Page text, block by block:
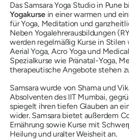
Das Samsara Yoga Studio in Pune
Yogakursein einer warmen und
für Yoga, Meditation und
Neben Yogalehrerausbildungen
werden regelmäßig Kurse in Stilen
Aerial Yoga, Acro Yoga und
Spezialkurse wie Pränatal-Yoga,
therapeutische Angebote stehen
Samsara wurde von Shama und
Absolventen des IIT Mumbai,
spiegelt ihren tiefen Glauben an
wider. Samsara bietet außerdem
Ernährung sowie Kurse mit
Heilung und uralter Weisheit an.